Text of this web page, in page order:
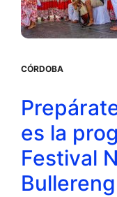
CÓRDOBA
es la
Festival